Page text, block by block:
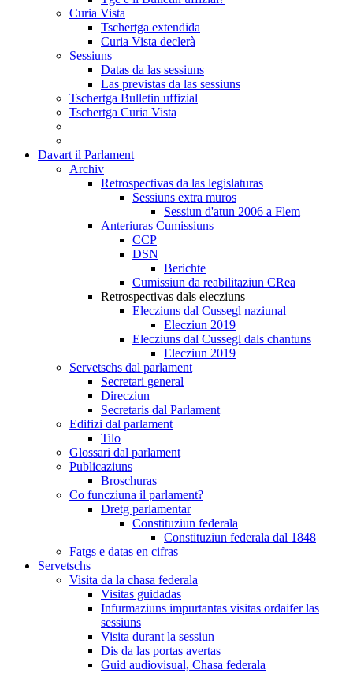
Curia Vista
Tschertga extendida
Curia Vista declerà
Sessiuns
Datas da las sessiuns
Las previstas da las sessiuns
Tschertga Bulletin uffizial
Tschertga Curia Vista
Davart il Parlament
Archiv
Retrospectivas da las legislaturas
Sessiuns extra muros
Sessiun d'atun 2006 a Flem
Anteriuras Cumissiuns
CCP
DSN
Berichte
Cumissiun da reabilitaziun CRea
Retrospectivas dals elecziuns
Elecziuns dal Cussegl naziunal
Elecziun 2019
Elecziuns dal Cussegl dals chantuns
Elecziun 2019
Servetschs dal parlament
Secretari general
Direcziun
Secretaris dal Parlament
Edifizi dal parlament
Tilo
Glossari dal parlament
Publicaziuns
Broschuras
Co funcziuna il parlament?
Dretg parlamentar
Constituziun federala
Constituziun federala dal 1848
Fatgs e datas en cifras
Servetschs
Visita da la chasa federala
Visitas guidadas
Infurmaziuns impurtantas visitas ordaifer las
sessiuns
Visita durant la sessiun
Dis da las portas avertas
Guid audiovisual, Chasa federala